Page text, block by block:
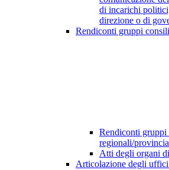
di incarichi
direzione o di
Rendiconti gruppi
Rendiconti gruppi
regionali/
Atti degli organi
Articolazione degli uffici